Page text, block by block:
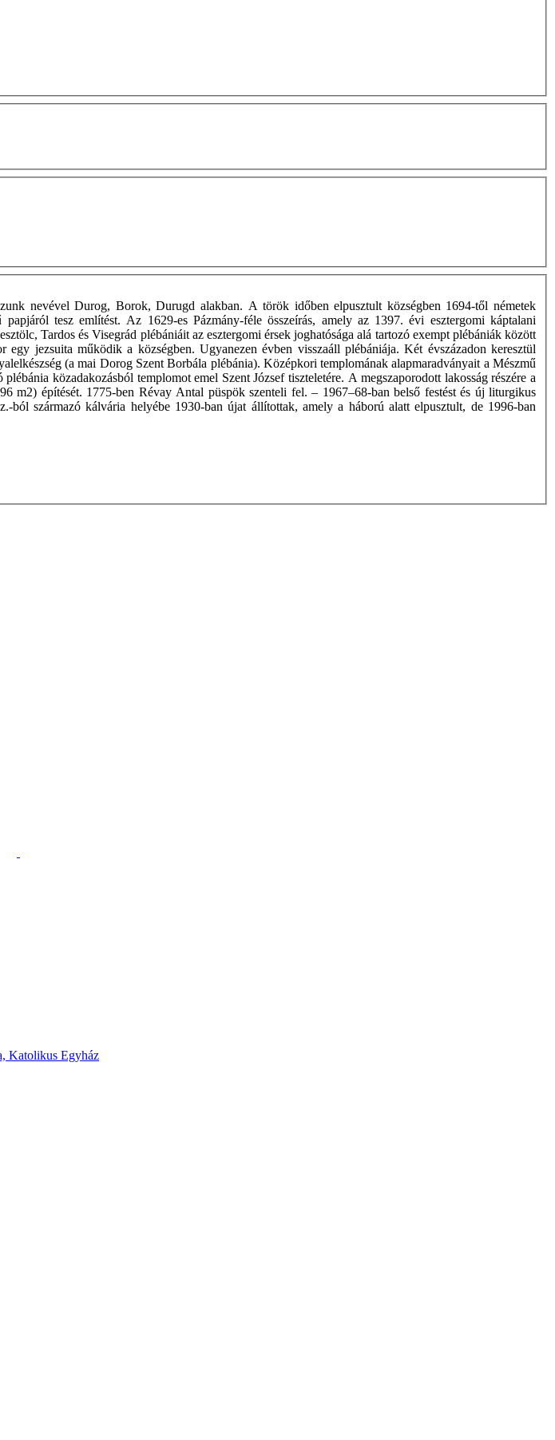
nevével Durog, Borok, Durugd alakban. A török időben elpusztult községben 1694-től németek
tesz említést. Az 1629-es Pázmány-féle összeírás, amely az 1397. évi esztergomi káptalani
Tardos és Visegrád plébániáit az esztergomi érsek joghatósága alá tartozó exempt plébániák között
jezsuita működik a községben. Ugyanezen évben visszaáll plébániája. Két évszázadon keresztül
(a mai Dorog Szent Borbála plébánia). Középkori templomának alapmaradványait a Mészmű
közadakozásból templomot emel Szent József tiszteletére. A megszaporodott lakosság részére a
m2) építését. 1775-ben Révay Antal püspök szenteli fel. – 1967–68-ban belső festést és új liturgikus
származó kálvária helyébe 1930-ban újat állítottak, amely a háború alatt elpusztult, de 1996-ban